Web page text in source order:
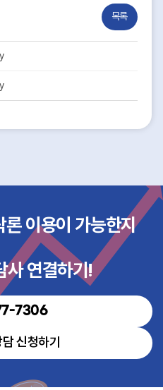
목록
이용이 가능한지
사 연결하기!
7306
신청하기